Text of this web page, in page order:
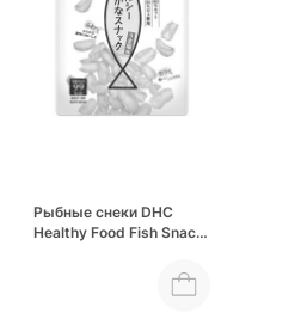
Рыбные снеки DHC
Healthy Food Fish Snack